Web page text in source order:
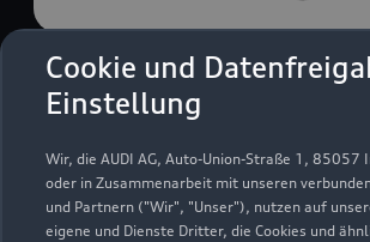
Cookie und
Einstellung
Wir, die AUDI AG, Auto-Union-Straße 1,
oder in Zusammenarbeit mit unseren
und Partnern ("Wir", "Unser"), nutzen auf
eigene und Dienste Dritter, die Cookies und
USB Power-Ladegerät
USB Power-Ladegerät für schnelles
komfortables Laden von
oder Laptops.
Zur Audi Shopping World